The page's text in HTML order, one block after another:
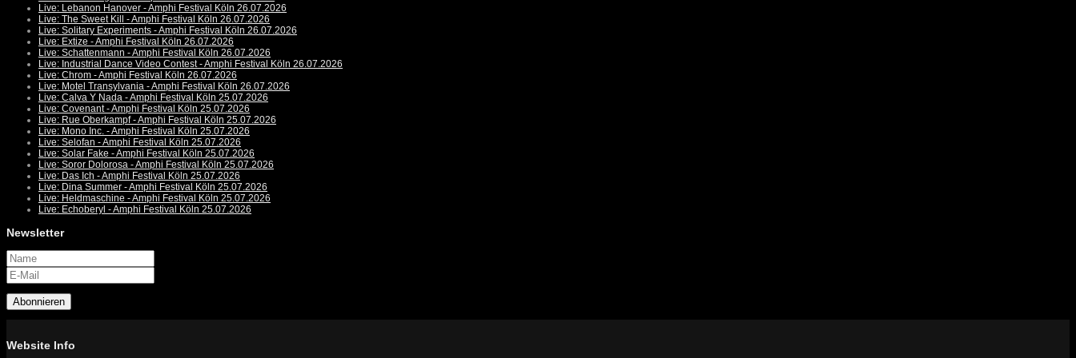
Live: Lebanon Hanover - Amphi Festival Köln 26.07.2026
Live: The Sweet Kill - Amphi Festival Köln 26.07.2026
Live: Solitary Experiments - Amphi Festival Köln 26.07.2026
Live: Extize - Amphi Festival Köln 26.07.2026
Live: Schattenmann - Amphi Festival Köln 26.07.2026
Live: Industrial Dance Video Contest - Amphi Festival Köln 26.07.2026
Live: Chrom - Amphi Festival Köln 26.07.2026
Live: Motel Transylvania - Amphi Festival Köln 26.07.2026
Live: Calva Y Nada - Amphi Festival Köln 25.07.2026
Live: Covenant - Amphi Festival Köln 25.07.2026
Live: Rue Oberkampf - Amphi Festival Köln 25.07.2026
Live: Mono Inc. - Amphi Festival Köln 25.07.2026
Live: Selofan - Amphi Festival Köln 25.07.2026
Live: Solar Fake - Amphi Festival Köln 25.07.2026
Live: Soror Dolorosa - Amphi Festival Köln 25.07.2026
Live: Das Ich - Amphi Festival Köln 25.07.2026
Live: Dina Summer - Amphi Festival Köln 25.07.2026
Live: Heldmaschine - Amphi Festival Köln 25.07.2026
Live: Echoberyl - Amphi Festival Köln 25.07.2026
Newsletter
Abonnieren
Website Info